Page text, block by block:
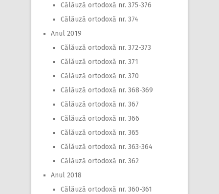
Călăuză ortodoxă nr. 375-376
Călăuză ortodoxă nr. 374
Anul 2019
Călăuză ortodoxă nr. 372-373
Călăuză ortodoxă nr. 371
Călăuză ortodoxă nr. 370
Călăuză ortodoxă nr. 368-369
Călăuză ortodoxă nr. 367
Călăuză ortodoxă nr. 366
Călăuză ortodoxă nr. 365
Călăuză ortodoxă nr. 363-364
Călăuză ortodoxă nr. 362
Anul 2018
Călăuză ortodoxă nr. 360-361